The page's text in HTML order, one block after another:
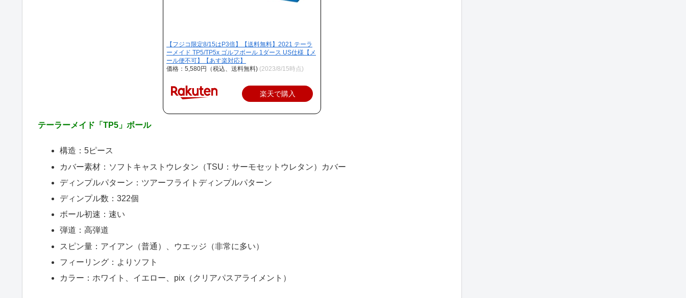
【フジコ限定8/15はP3倍】【送料無料】2021 テーラ
ーメイド TP5/TP5x ゴルフボール 1ダース US仕様【メ
ール便不可】【あす楽対応】
価格：5,580円（税込、送料無料) (2023/8/15時点)
楽天で購入
テーラーメイド「TP5」ボール
構造：5ピース
カバー素材：ソフトキャストウレタン（TSU：サーモセットウレタン）カバー
ディンプルパターン：ツアーフライトディンプルパターン
ディンプル数：322個
ボール初速：速い
弾道：高弾道
スピン量：アイアン（普通）、ウエッジ（非常に多い）
フィーリング：よりソフト
カラー：ホワイト、イエロー、pix（クリアパスアライメント）